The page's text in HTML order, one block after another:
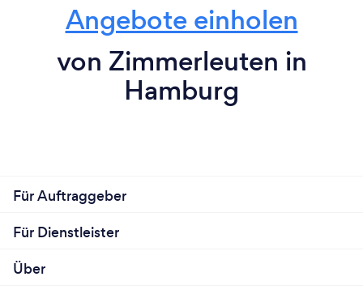
Angebote einholen
von Zimmerleuten in
Hamburg
Für Auftraggeber
Für Dienstleister
Über